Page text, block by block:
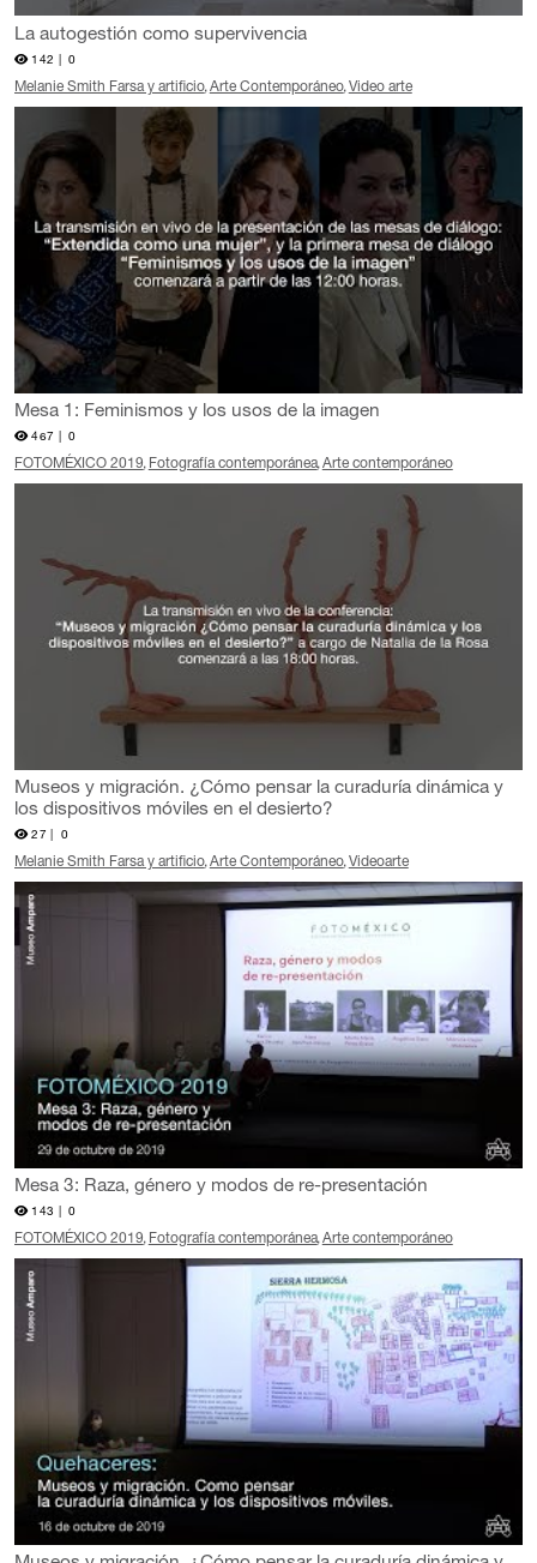
La autogestión como supervivencia
142 | 0
Melanie Smith Farsa y artificio Arte Contemporáneo Video arte
Mesa 1: Feminismos y los usos de la imagen
467 | 0
FOTOMÉXICO 2019 Fotografía contemporánea Arte contemporáneo
Museos y migración. ¿Cómo pensar la curaduría dinámica y
los dispositivos móviles en el desierto?
27 | 0
Melanie Smith Farsa y artificio Arte Contemporáneo Videoarte
Mesa 3: Raza, género y modos de re-presentación
143 | 0
FOTOMÉXICO 2019 Fotografía contemporánea Arte contemporáneo